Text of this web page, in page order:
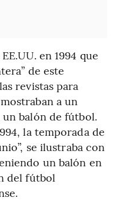
en 1994 que
de este
revistas para
a un
balón de fútbol.
la temporada de
se ilustraba con
un balón en
del fútbol